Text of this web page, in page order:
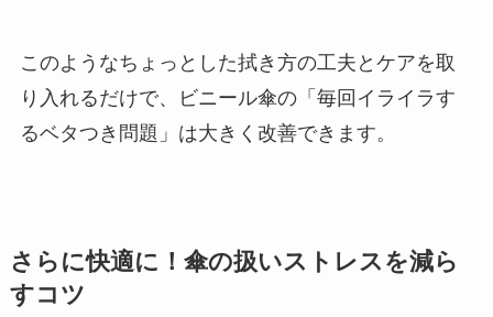
このようなちょっとした拭き方の工夫とケアを取
り入れるだけで、ビニール傘の「毎回イライラす
るベタつき問題」は大きく改善できます。
さらに快適に！傘の扱いストレスを減ら
すコツ